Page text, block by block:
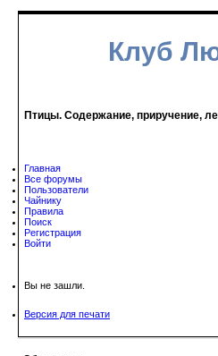
Клуб
Птицы. Содержание, приручение,
Главная
Все форумы
Пользователи
Чайнику
Правила
Поиск
Регистрация
Войти
Вы не зашли.
Версия для печати